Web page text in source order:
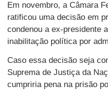
Em novembro, a Câmara
ratificou uma decisão em
condenou a ex-presidente
inabilitação política por
Caso essa decisão seja
Suprema de Justiça da
cumpriria pena na prisão